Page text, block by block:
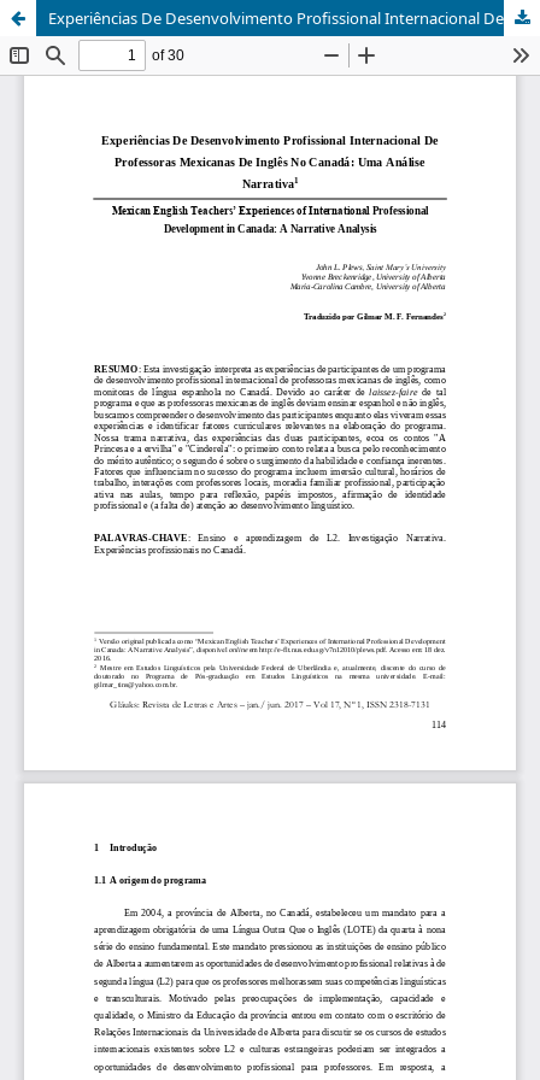
Experiências De Desenvolvimento Profissional Internacional De Professoras Mexicanas De Inglês No Canadá